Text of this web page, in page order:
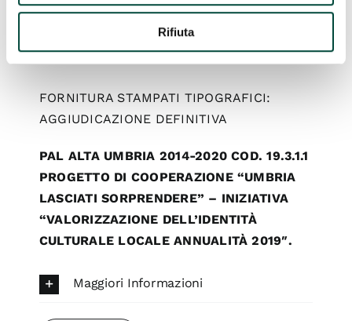
Rifiuta
FORNITURA STAMPATI TIPOGRAFICI:
AGGIUDICAZIONE DEFINITIVA
PAL ALTA UMBRIA 2014-2020 COD. 19.3.1.1
PROGETTO DI COOPERAZIONE “UMBRIA
LASCIATI SORPRENDERE” – INIZIATIVA
“VALORIZZAZIONE DELL’IDENTITÀ
CULTURALE LOCALE ANNUALITÀ 2019″.
Maggiori Informazioni